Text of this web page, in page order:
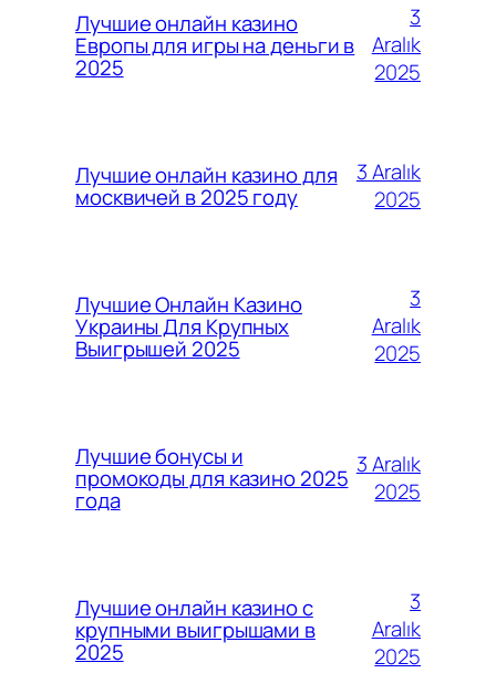
Лучшие онлайн казино
Европы для игры на деньги в
2025
3
Aralık
2025
Лучшие онлайн казино для
москвичей в 2025 году
3 Aralık
2025
Лучшие Онлайн Казино
Украины Для Крупных
Выигрышей 2025
3
Aralık
2025
Лучшие бонусы и
промокоды для казино 2025
года
3 Aralık
2025
Лучшие онлайн казино с
крупными выигрышами в
2025
3
Aralık
2025